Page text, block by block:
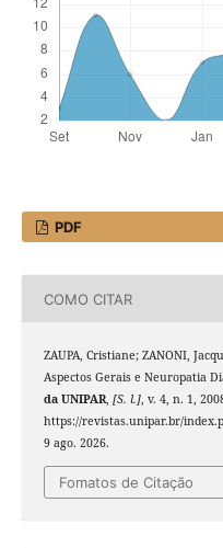
PDF
COMO CITAR
ZAUPA, Cristiane; ZANONI,
Aspectos Gerais e Neuropatia
da UNIPAR, [S. l.], v. 4, n. 1,
https://revistas.unipar.br/
9 ago. 2026.
Fomatos de Citação